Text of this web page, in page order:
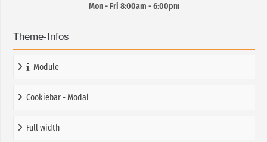
Mon - Fri 8:00am - 6:00pm
Theme-Infos
Module
Cookiebar - Modal
Full width